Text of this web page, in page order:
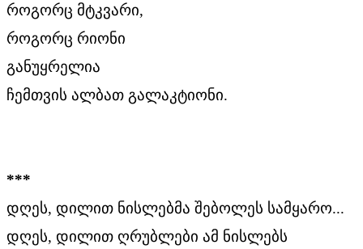
როგორც მტკვარი,
როგორც რიონი
განუყრელია
ჩემთვის ალბათ გალაკტიონი.
***
დღეს, დილით ნისლებმა შებოლეს სამყარო...
დღეს, დილით ღრუბლები ამ ნისლებს